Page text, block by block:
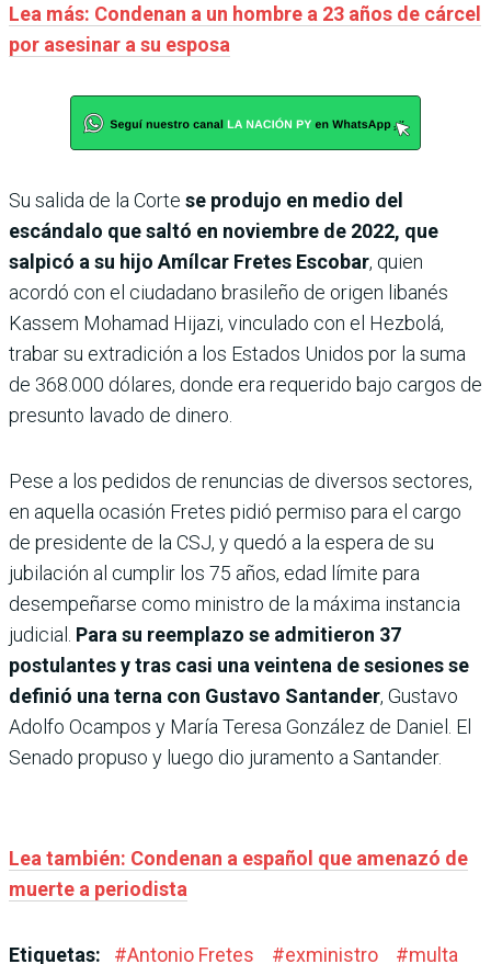
Lea más: Condenan a un hombre a 23 años de cárcel
por asesinar a su esposa
Su salida de la Corte se produjo en medio del
escándalo que saltó en noviembre de 2022, que
salpicó a su hijo Amílcar Fretes Escobar, quien
acordó con el ciudadano brasileño de origen libanés
Kassem Moha­mad Hijazi, vinculado con el Hezbolá,
trabar su extradición a los Estados Unidos por la suma
de 368.000 dólares, donde era requerido bajo cargos de
presunto lavado de dinero.
Pese a los pedidos de renuncias de diversos sectores,
en aquella ocasión Fretes pidió permiso para el cargo
de presidente de la CSJ, y quedó a la espera de su
jubilación al cumplir los 75 años, edad límite para
desempeñarse como ministro de la máxima instancia
judicial. Para su reemplazo se admitieron 37
postulantes y tras casi una veintena de sesiones se
definió una terna con Gustavo Santander, Gustavo
Adolfo Ocampos y María Teresa González de Daniel. El
Senado propuso y luego dio juramento a Santander.
Lea también: Condenan a español que amenazó de
muerte a periodista
Etiquetas: #Antonio Fretes #exministro #multa